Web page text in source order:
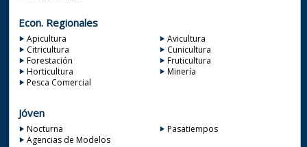
Econ. Regionales
Apicultura
Avicultura
Citricultura
Cunicultura
Forestación
Fruticultura
Horticultura
Minería
Pesca Comercial
Jóven
Nocturna
Pasatiempos
Agencias de Modelos